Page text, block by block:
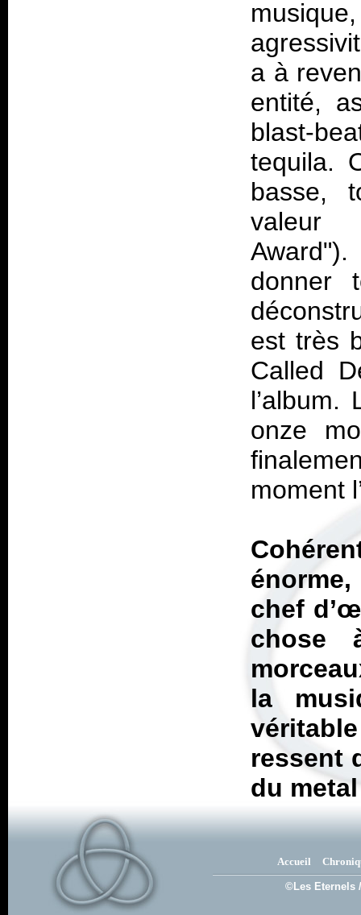
a à
entité,
blast-
tequila.
basse,
valeur
donner
est très
Called
l’album.
onze
moment
énorme,
chef
chose
la
ressent
du
Accueil
©Les Eternels